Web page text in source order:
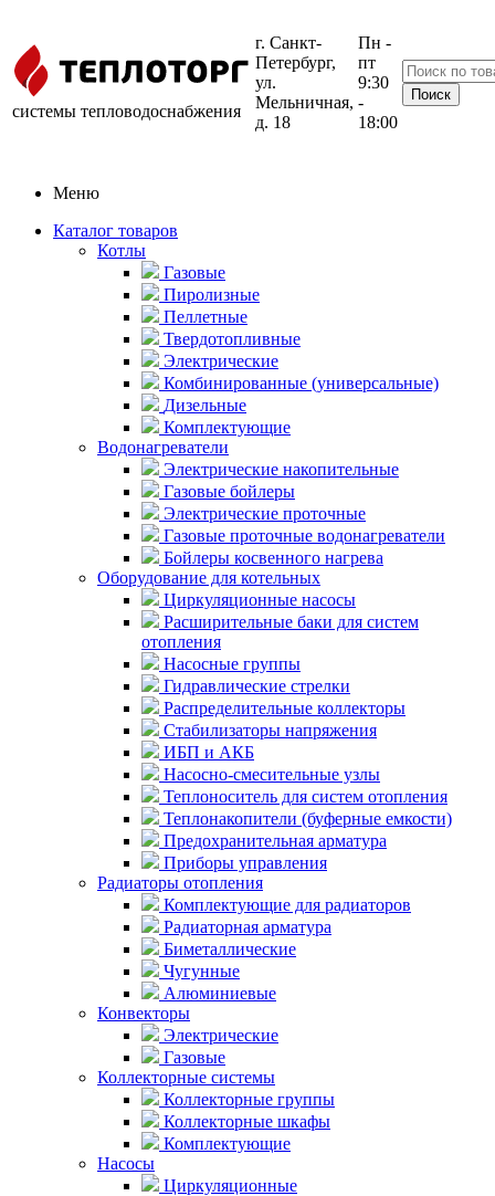
системы тепловодоснабжения
г. Санкт-
Петербург,
ул.
Мельничная,
д. 18
Пн -
пт
9:30
-
18:00
Меню
Каталог товаров
Котлы
Газовые
Пиролизные
Пеллетные
Твердотопливные
Электрические
Комбинированные (универсальные)
Дизельные
Комплектующие
Водонагреватели
Электрические накопительные
Газовые бойлеры
Электрические проточные
Газовые проточные водонагреватели
Бойлеры косвенного нагрева
Оборудование для котельных
Циркуляционные насосы
Расширительные баки для систем
отопления
Насосные группы
Гидравлические стрелки
Распределительные коллекторы
Стабилизаторы напряжения
ИБП и АКБ
Насосно-смесительные узлы
Теплоноситель для систем отопления
Теплонакопители (буферные емкости)
Предохранительная арматура
Приборы управления
Радиаторы отопления
Комплектующие для радиаторов
Радиаторная арматура
Биметаллические
Чугунные
Алюминиевые
Конвекторы
Электрические
Газовые
Коллекторные системы
Коллекторные группы
Коллекторные шкафы
Комплектующие
Насосы
Циркуляционные